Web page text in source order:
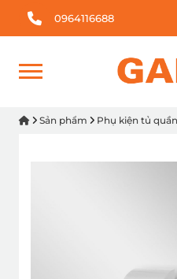
0964116688
Sản phẩm Phụ kiện tủ